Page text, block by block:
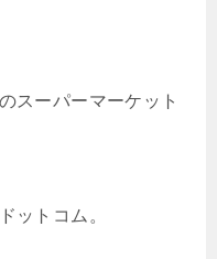
スーパーマーケット
ットコム。